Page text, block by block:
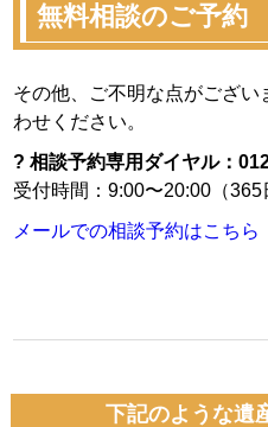
無料相談のご予約
その他、ご不明な点がござ
わせください。
? 相談予約専用ダイヤル：
受付時間：9:00〜20:00（365
メールでの相談予約はこちら
下記のような遺